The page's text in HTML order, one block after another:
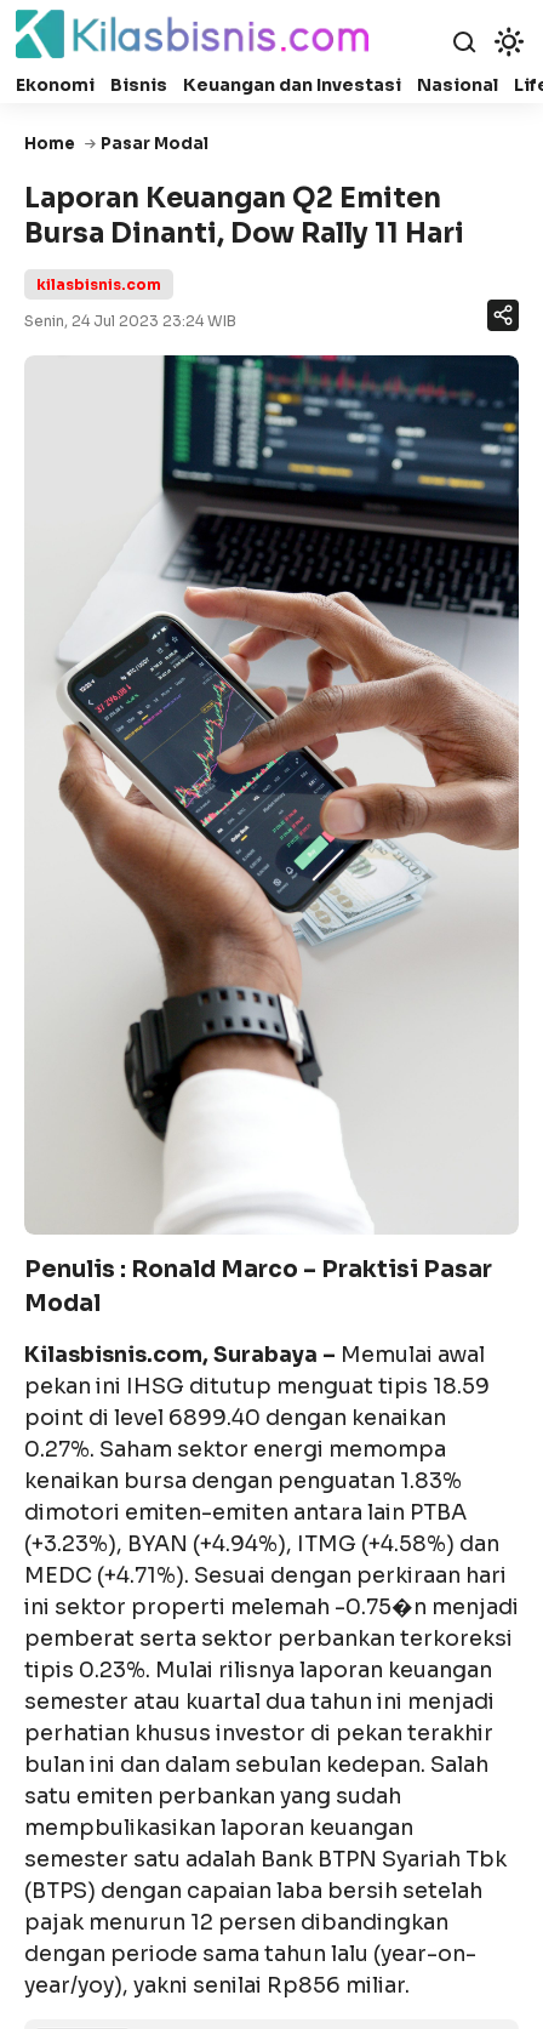
Ekonomi Bisnis Keuangan dan Investasi Nasional
Home Pasar Modal
Laporan Keuangan Q2 Emiten
Bursa Dinanti, Dow Rally 11 Hari
kilasbisnis.com
Senin, 24 Jul 2023 23:24 WIB
Penulis : Ronald Marco – Praktisi Pasar
Modal
Kilasbisnis.com, Surabaya – Memulai awal
pekan ini IHSG ditutup menguat tipis 18.59
point di level 6899.40 dengan kenaikan
0.27%. Saham sektor energi memompa
kenaikan bursa dengan penguatan 1.83%
dimotori emiten-emiten antara lain PTBA
(+3.23%), BYAN (+4.94%), ITMG (+4.58%) dan
MEDC (+4.71%). Sesuai dengan perkiraan hari
ini sektor properti melemah -0.75�n menjadi
pemberat serta sektor perbankan terkoreksi
tipis 0.23%. Mulai rilisnya laporan keuangan
semester atau kuartal dua tahun ini menjadi
perhatian khusus investor di pekan terakhir
bulan ini dan dalam sebulan kedepan. Salah
satu emiten perbankan yang sudah
mempbulikasikan laporan keuangan
semester satu adalah Bank BTPN Syariah Tbk
(BTPS) dengan capaian laba bersih setelah
pajak menurun 12 persen dibandingkan
dengan periode sama tahun lalu (year-on-
year/yoy), yakni senilai Rp856 miliar.